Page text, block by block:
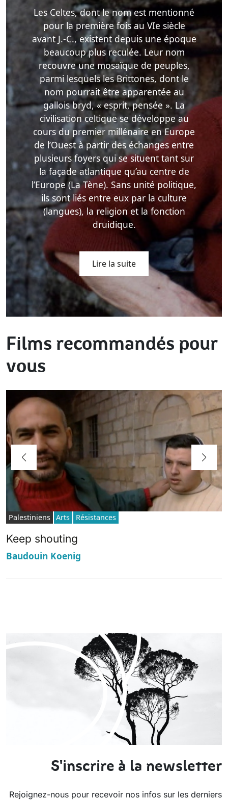
Les Celtes, dont le nom est mentionné
pour la première fois au VIe siècle
avant J.-C., existent depuis une époque
beaucoup plus reculée. Leur nom
recouvre une mosaïque de peuples,
parmi lesquels les Brittones, dont le
nom pourrait être apparentée au
gallois bryd, « esprit, pensée ». La
civilisation celtique se développe au
cours du premier millénaire en Europe
de l’Ouest à partir des échanges entre
plusieurs foyers qui se situent tant sur
la façade atlantique qu’au centre de
l’Europe (La Tène). Sans unité politique,
ils sont liés entre eux par la culture
(langues), la religion et la fonction
druidique.
Lire la suite
Films recommandés pour
vous
Palestiniens Arts Résistances
Keep shouting
Baudouin Koenig
S'inscrire à la newsletter
Rejoignez-nous pour recevoir nos infos sur les derniers